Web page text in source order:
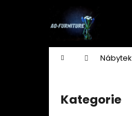
Domů Nábytek
Přeskočit
kategorie
Kategorie
Zpět
Zpět